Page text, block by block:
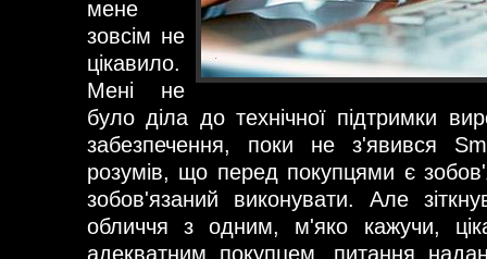
мене
зовсім не
цікавило.
Мені не
було діла до технічної підтримки
забезпечення, поки не з'явився
розумів, що перед покупцями є
зобов'язаний виконувати. Але
обличчя з одним, м'яко кажучи,
адекватним покупцем, питання